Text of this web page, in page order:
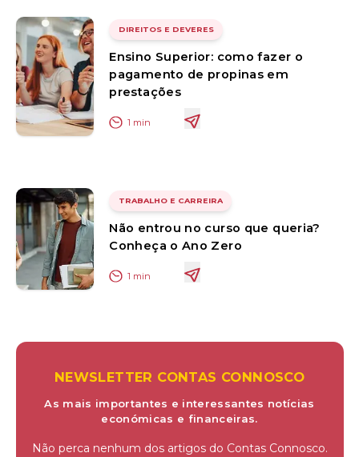
DIREITOS E DEVERES
Ensino Superior: como fazer o
pagamento de propinas em
prestações
1 min
TRABALHO E CARREIRA
Não entrou no curso que queria?
Conheça o Ano Zero
1 min
NEWSLETTER CONTAS CONNOSCO
As mais importantes e interessantes notícias
económicas e financeiras.
Não perca nenhum dos artigos do Contas Connosco.